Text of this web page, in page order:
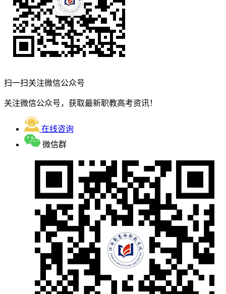
扫一扫关注微信公众号
关注微信公众号，获取最新职教高考资讯！
在线咨询
微信群